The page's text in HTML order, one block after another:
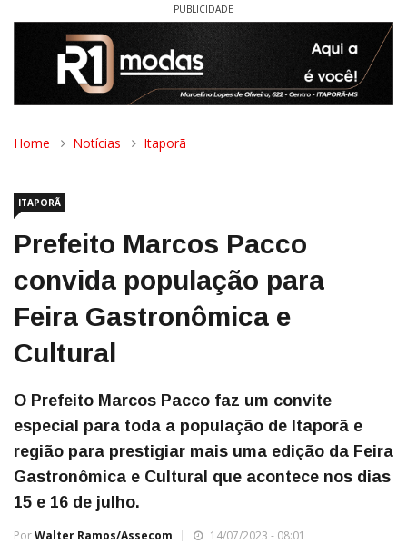
PUBLICIDADE
Home Notícias Itaporã
ITAPORÃ
Prefeito Marcos Pacco
convida população para
Feira Gastronômica e
Cultural
O Prefeito Marcos Pacco faz um convite
especial para toda a população de Itaporã e
região para prestigiar mais uma edição da Feira
Gastronômica e Cultural que acontece nos dias
15 e 16 de julho.
PorWalter Ramos/Assecom 14/07/2023 - 08:01